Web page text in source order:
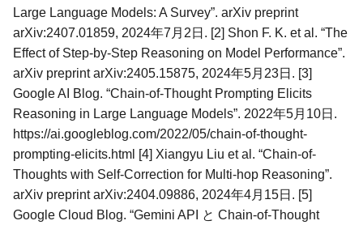
Large Language Models: A Survey”. arXiv preprint
arXiv:2407.01859, 2024年7月2日. [2] Shon F. K. et al. “The
Effect of Step-by-Step Reasoning on Model Performance”.
arXiv preprint arXiv:2405.15875, 2024年5月23日. [3]
Google AI Blog. “Chain-of-Thought Prompting Elicits
Reasoning in Large Language Models”. 2022年5月10日.
https://ai.googleblog.com/2022/05/chain-of-thought-
prompting-elicits.html [4] Xiangyu Liu et al. “Chain-of-
Thoughts with Self-Correction for Multi-hop Reasoning”.
arXiv preprint arXiv:2404.09886, 2024年4月15日. [5]
Google Cloud Blog. “Gemini API と Chain-of-Thought